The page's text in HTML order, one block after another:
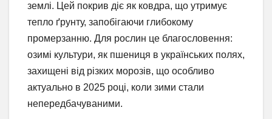
землі. Цей покрив діє як ковдра, що утримує
тепло ґрунту, запобігаючи глибокому
промерзанню. Для рослин це благословення:
озимі культури, як пшениця в українських полях,
захищені від різких морозів, що особливо
актуально в 2025 році, коли зими стали
непередбачуваними.